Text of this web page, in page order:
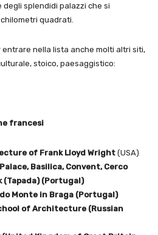
splendidi palazzi che si
quadrati.
nella lista anche molti altri siti,
stoico, paesaggistico:
francesi
of Frank Lloyd Wright (USA)
Basilica, Convent, Cerco
(Tapada) (Portugal)
Monte in Braga (Portugal)
of Architecture (Russian